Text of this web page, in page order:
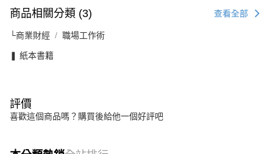
商品相關分類 (3) 查看全部
└商業財經 職場工作術
❚ 紙本書籍
評價
喜歡這個商品嗎？購買後給他一個好評吧